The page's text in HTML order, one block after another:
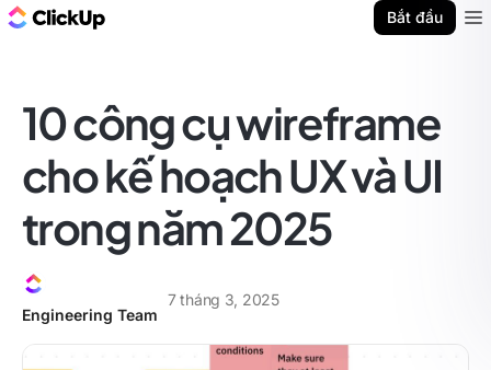
Bắt đầu
10 công cụ wireframe
cho kế hoạch UX và UI
trong năm 2025
Engineering Team
7 tháng 3, 2025